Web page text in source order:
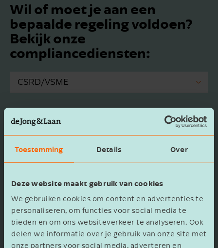
Toestemming Details Over
Deze website maakt gebruik van cookies
We gebruiken cookies om content en advertenties te
personaliseren, om functies voor social media te
bieden en om ons websiteverkeer te analyseren. Ook
delen we informatie over je gebruik van onze site met
onze partners voor social media, adverteren en
Wil of moet je aan een
bepaalde regeling voldoen?
Bekijk onze
compliancediensten:
CSRD/VSME
CBAM
ESPR
Zo eenvoudig kan rapporteren zijn
Of je bedrijf nu rapporteert in het kader van de
Europese duurzaamheidsrapportagerichtlijn
CSRD of vrijwillig gegevens openbaar maakt
duurzaamheidsrapportagestandaarden voor het
midden- en kleinbedrijf VSME, wij zijn er om te
helpen. Wij beschouwen
duurzaamheidsrapportage niet slechts als een
compliance-taak, maar ook als een strategische